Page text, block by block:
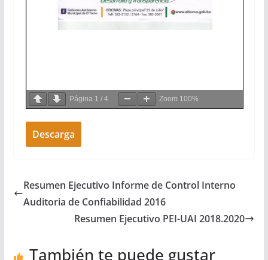
Página 1 / 4 Zoom 100%
Descarga
Resumen Ejecutivo Informe de Control Interno
Auditoria de Confiabilidad 2016
Resumen Ejecutivo PEI-UAI 2018.2020
También te puede gustar